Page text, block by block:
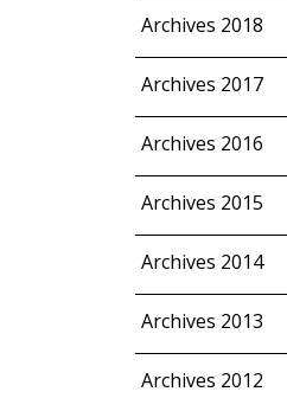
Archives 2018
Archives 2017
Archives 2016
Archives 2015
Archives 2014
Archives 2013
Archives 2012